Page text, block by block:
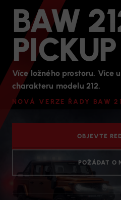
BAW
PICKUP
Více ložného prostoru. Více
charakteru modelu 212.
NOVÁ VERZE ŘADY BAW
OBJEVTE
POŽÁDAT O